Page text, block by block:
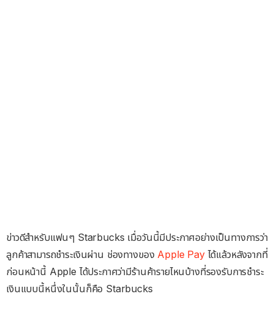
ข่าวดีสำหรับแฟนๆ Starbucks เมื่อวันนี้มีประกาศอย่างเป็นทางการว่า
ลูกค้าสามารถชำระเงินผ่าน ช่องทางของ Apple Payได้แล้วหลังจากที่
ก่อนหน้านี้ Apple ได้ประกาศว่ามีร้านค้ารายไหนบ้างที่รองรับการชำระ
เงินแบบนี้หนึ่งในนั้นก็คือ Starbucks